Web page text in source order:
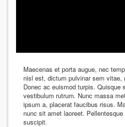
Maecenas et porta augue, nec
nisl est, dictum pulvinar sem vitae,
Donec ac euismod turpis. Quisque
vestibulum rutrum. Nunc massa
ipsum a, placerat faucibus risus.
nunc sit amet laoreet.
suscipit.